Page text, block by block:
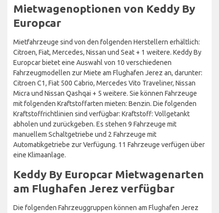
Mietwagenoptionen von Keddy By
Europcar
Mietfahrzeuge sind von den folgenden Herstellern erhältlich:
Citroen, Fiat, Mercedes, Nissan und Seat + 1 weitere. Keddy By
Europcar bietet eine Auswahl von 10 verschiedenen
Fahrzeugmodellen zur Miete am Flughafen Jerez an, darunter:
Citroen C1, Fiat 500 Cabrio, Mercedes Vito Traveliner, Nissan
Micra und Nissan Qashqai + 5 weitere. Sie können Fahrzeuge
mit folgenden Kraftstoffarten mieten: Benzin. Die folgenden
Kraftstoffrichtlinien sind verfügbar: Kraftstoff: Vollgetankt
abholen und zurückgeben. Es stehen 9 Fahrzeuge mit
manuellem Schaltgetriebe und 2 Fahrzeuge mit
Automatikgetriebe zur Verfügung. 11 Fahrzeuge verfügen über
eine Klimaanlage.
Keddy By Europcar Mietwagenarten
am Flughafen Jerez verfügbar
Die folgenden Fahrzeuggruppen können am Flughafen Jerez